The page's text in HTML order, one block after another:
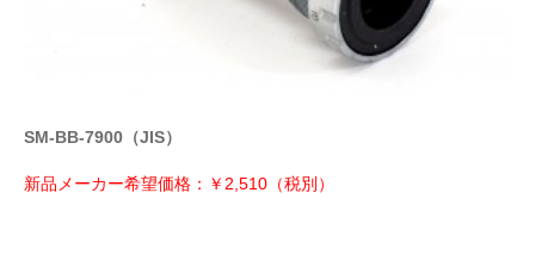
SM-BB-7900（JIS）
新品メーカー希望価格：￥2,510（税別）